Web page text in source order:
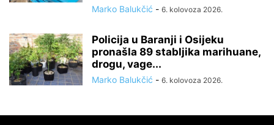
Marko Balukčić - 6. kolovoza 2026.
Policija u Baranji i Osijeku
pronašla 89 stabljika marihuane,
drogu, vage...
Marko Balukčić - 6. kolovoza 2026.